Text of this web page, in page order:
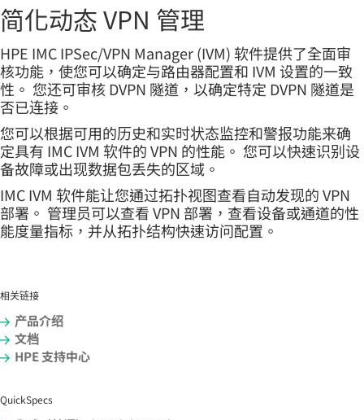
简化动态 VPN 管理
HPE IMC IPSec/VPN Manager (IVM) 软件提供了全面审
核功能，使您可以确定与路由器配置和 IVM 设置的一致
性。 您还可审核 DVPN 隧道，以确定特定 DVPN 隧道是
否已连接。
您可以根据可用的历史和实时状态监控和警报功能来确
定具有 IMC IVM 软件的 VPN 的性能。 您可以快速识别设
备故障或出现数据包丢失的区域。
IMC IVM 软件能让您通过拓扑视图查看自动发现的 VPN
部署。 管理员可以查看 VPN 部署，查看设备或通道的性
能度量指标，并从拓扑结构快速访问配置。
相关链接
产品介绍
文档
HPE 支持中心
QuickSpecs